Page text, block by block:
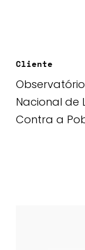
Cliente
Observatório
Nacional de
Contra a